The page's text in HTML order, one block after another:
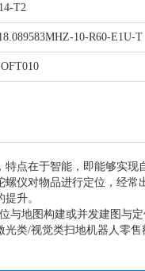
T2
10-R60-E1U-T
点在于智能，即能够实
仪对物品进行定位，经
升。
与地图构建或并发建图与
类/视觉类扫地机器人零售